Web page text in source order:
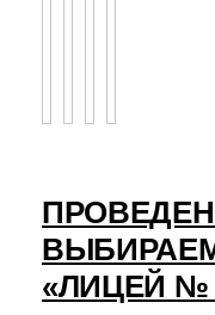
«ЛИЦЕЙ №